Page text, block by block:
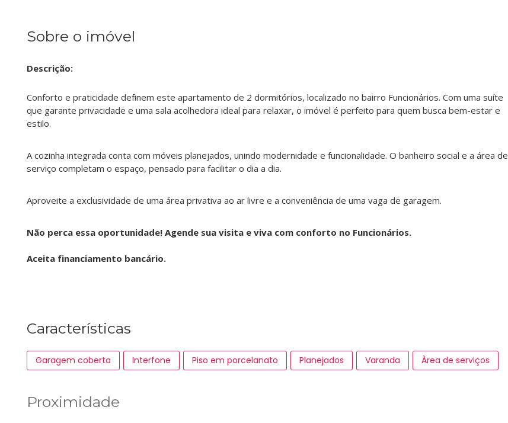
Sobre o imóvel
Descrição:
Conforto e praticidade definem este apartamento de 2 dormitórios, localizado no bairro Funcionários. Com uma suíte
que garante privacidade e uma sala acolhedora ideal para relaxar, o imóvel é perfeito para quem busca bem-estar e
estilo.
A cozinha integrada conta com móveis planejados, unindo modernidade e funcionalidade. O banheiro social e a área de
serviço completam o espaço, pensado para facilitar o dia a dia.
Aproveite a exclusividade de uma área privativa ao ar livre e a conveniência de uma vaga de garagem.
Não perca essa oportunidade! Agende sua visita e viva com conforto no Funcionários.
Aceita financiamento bancário.
Características
Garagem coberta Interfone Piso em porcelanato Planejados Varanda Àrea de serviços
Proximidade